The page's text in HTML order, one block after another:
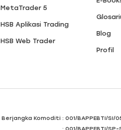
MetaTrader 5
HSB Aplikasi Trading
HSB Web Trader
Blog
Profil
Komoditi : 001/BAPPEBTI/SI/